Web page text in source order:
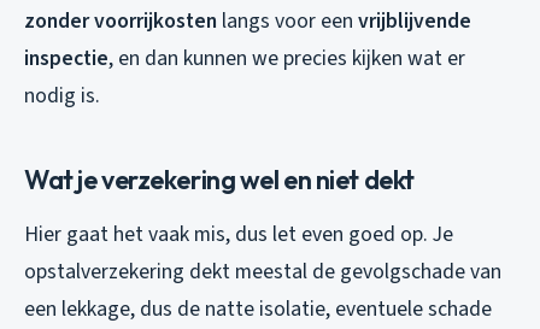
zonder voorrijkosten langs voor een vrijblijvende
inspectie, en dan kunnen we precies kijken wat er
nodig is.
Wat je verzekering wel en niet dekt
Hier gaat het vaak mis, dus let even goed op. Je
opstalverzekering dekt meestal de gevolgschade van
een lekkage, dus de natte isolatie, eventuele schade